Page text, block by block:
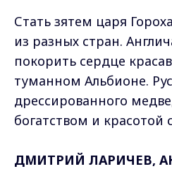
Стать зятем царя
из разных стран.
покорить сердце
туманном Альбионе.
дрессированного
богатством и красотой
ДМИТРИЙ ЛАРИЧЕВ,